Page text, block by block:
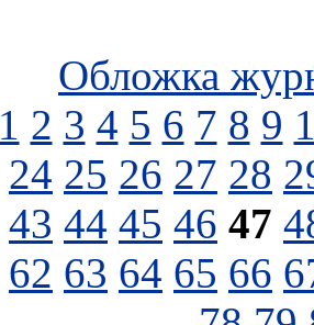
Обложка
1 2 3 4 5 6 7 8 9
24 25 26 27 28
43 44 45 46 47
62 63 64 65 66